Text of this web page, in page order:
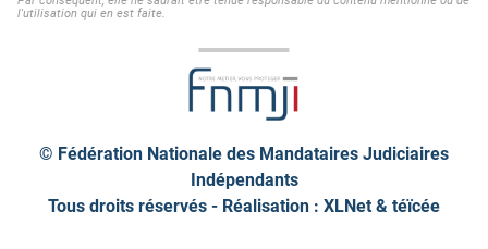
l'utilisation qui en est faite.
© Fédération Nationale des Mandataires Judiciaires
Indépendants
Tous droits réservés - Réalisation : XLNet & téïcée